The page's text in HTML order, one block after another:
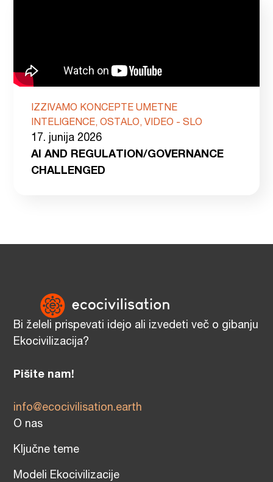
IZZIVAMO KONCEPTE UMETNE
INTELIGENCE, OSTALO, VIDEO - SLO
17. junija 2026
AI AND REGULATION/GOVERNANCE
CHALLENGED
Bi želeli prispevati idejo ali izvedeti več o gibanju
Ekocivilizacija?
Pišite nam!
info@ecocivilisation.earth
O nas
Ključne teme
Modeli Ekocivilizacije